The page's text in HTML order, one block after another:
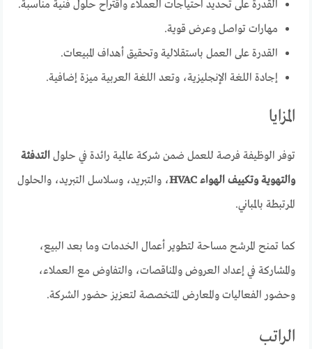
القدرة على تحديد احتياجات العملاء واقتراح حلول فنية مناسبة.
مهارات تواصل وعرض قوية.
القدرة على العمل باستقلالية وتحقيق أهداف المبيعات.
إجادة اللغة الإنجليزية، وتعد اللغة العربية ميزة إضافية.
المزايا
توفر الوظيفة فرصة للعمل ضمن شركة عالمية رائدة في حلولالتدفئة
والتهوية وتكييف الهواء HVAC
، والتبريد، وسلاسل التبريد، والحلول
المرتبطة بالمباني.
كما تمنح المرشح مساحة لتطوير أعمال الخدمات وما بعد البيع،
والمشاركة في إعداد العروض والمناقصات، والتفاوض مع العملاء،
وحضور الفعاليات والمعارض المتخصصة لتعزيز حضور الشركة.
الراتب